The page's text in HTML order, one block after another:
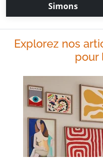
Simons
Explorez nos
pour